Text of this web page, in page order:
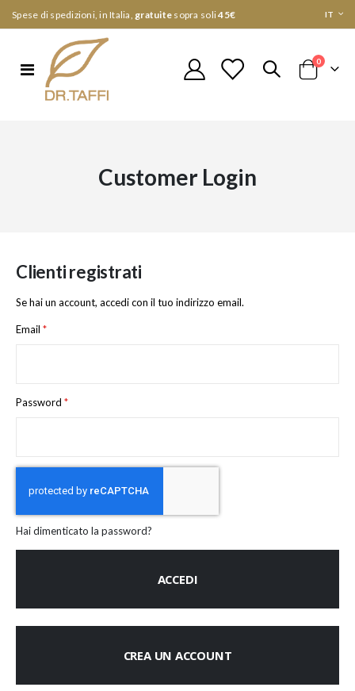
Spese di spedizioni, in Italia, gratuite sopra soli45€ Lingua
IT
Toggle
Nav
Cart
0elementi
Customer Login
Clienti registrati
Se hai un account, accedi con il tuo indirizzo email.
Email
Password
Hai dimenticato la password?
ACCEDI
CREA UN ACCOUNT